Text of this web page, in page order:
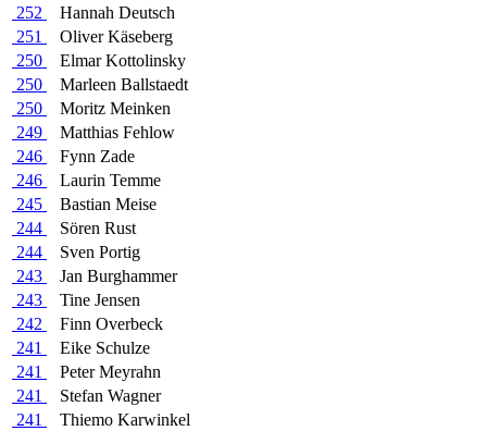
252
Hannah Deutsch
251
Oliver Käseberg
250
Elmar Kottolinsky
250
Marleen Ballstaedt
250
Moritz Meinken
249
Matthias Fehlow
246
Fynn Zade
246
Laurin Temme
245
Bastian Meise
244
Sören Rust
244
Sven Portig
243
Jan Burghammer
243
Tine Jensen
242
Finn Overbeck
241
Eike Schulze
241
Peter Meyrahn
241
Stefan Wagner
241
Thiemo Karwinkel